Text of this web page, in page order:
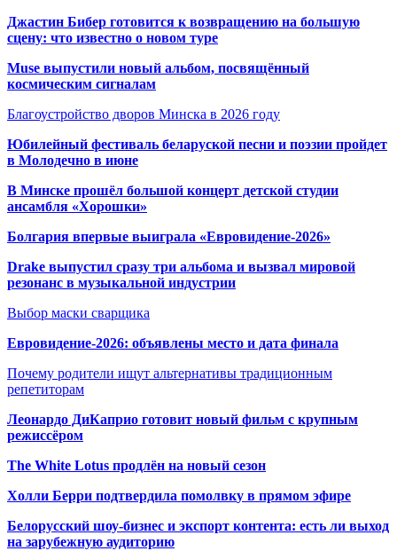
Джастин Бибер готовится к возвращению на большую
сцену: что известно о новом туре
Muse выпустили новый альбом, посвящённый
космическим сигналам
Благоустройство дворов Минска в 2026 году
Юбилейный фестиваль беларуской песни и поэзии пройдет
в Молодечно в июне
В Минске прошёл большой концерт детской студии
ансамбля «Хорошки»
Болгария впервые выиграла «Евровидение-2026»
Drake выпустил сразу три альбома и вызвал мировой
резонанс в музыкальной индустрии
Выбор маски сварщика
Евровидение-2026: объявлены место и дата финала
Почему родители ищут альтернативы традиционным
репетиторам
Леонардо ДиКаприо готовит новый фильм с крупным
режиссёром
The White Lotus продлён на новый сезон
Холли Берри подтвердила помолвку в прямом эфире
Белорусский шоу-бизнес и экспорт контента: есть ли выход
на зарубежную аудиторию